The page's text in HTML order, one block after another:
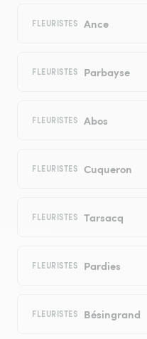
FLEURISTES Ance
FLEURISTES Parbayse
FLEURISTES Abos
FLEURISTES Cuqueron
FLEURISTES Tarsacq
FLEURISTES Pardies
FLEURISTES Bésingrand